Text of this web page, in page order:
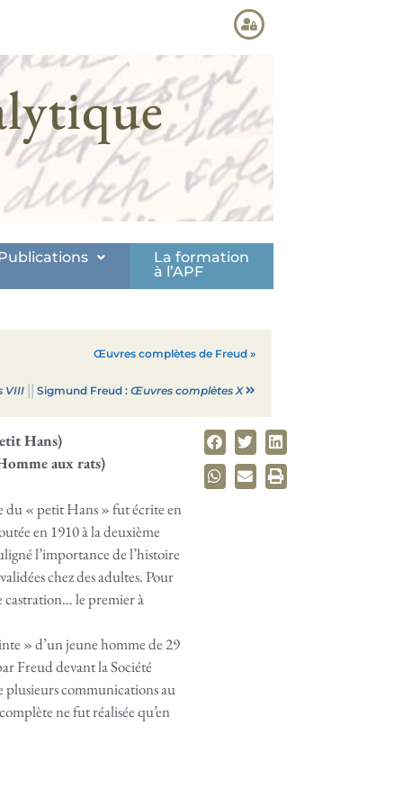
La formation
à l’APF
Œuvres complètes de Freud »
VIII || Sigmund Freud : Œuvres complètes X
Hans)
aux rats)
du « petit Hans » fut écrite en
en 1910 à la deuxième
l’importance de l’histoire
chez des adultes. Pour
castration… le premier à
» d’un jeune homme de 29
Freud devant la Société
plusieurs communications au
ne fut réalisée qu’en